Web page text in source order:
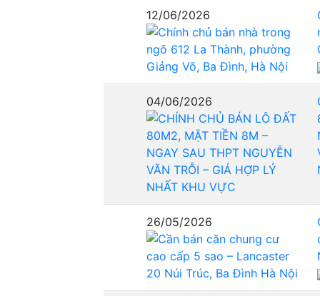
12/06/2026
04/06/2026
26/05/2026